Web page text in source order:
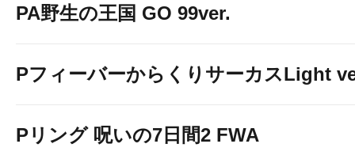
PA野生の王国 GO 99ver.
PフィーバーからくりサーカスLight
Pリング 呪いの7日間2 FWA